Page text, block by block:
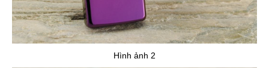
Hình ảnh 2